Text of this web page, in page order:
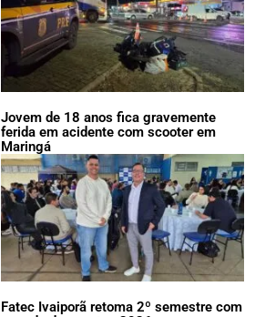
Jovem de 18 anos fica gravemente
ferida em acidente com scooter em
Maringá
Fatec Ivaiporã retoma 2º semestre com